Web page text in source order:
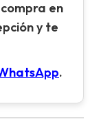
en
y te
.